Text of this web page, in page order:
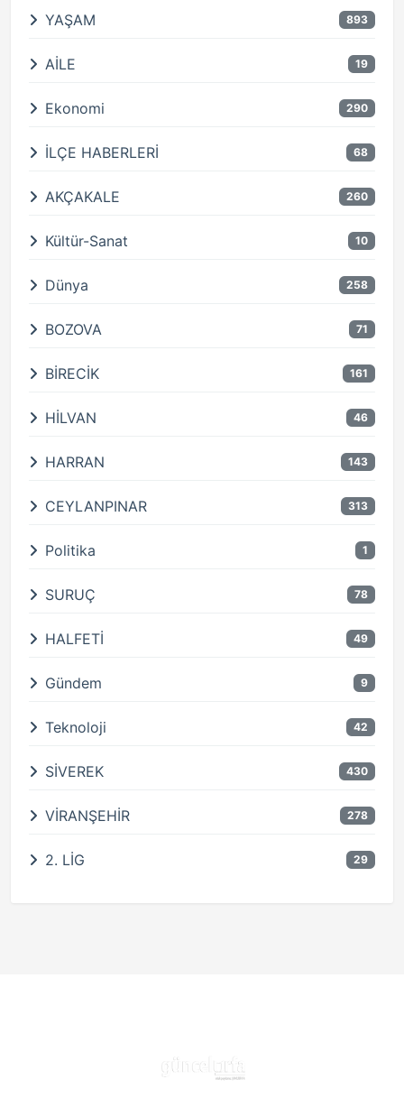
YAŞAM 893
AİLE 19
Ekonomi 290
İLÇE HABERLERİ 68
AKÇAKALE 260
Kültür-Sanat 10
Dünya 258
BOZOVA 71
BİRECİK 161
HİLVAN 46
HARRAN 143
CEYLANPINAR 313
Politika 1
SURUÇ 78
HALFETİ 49
Gündem 9
Teknoloji 42
SİVEREK 430
VİRANŞEHİR 278
2. LİG 29